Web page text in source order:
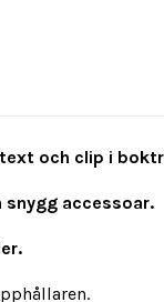
och clip i
snygg accessoar.